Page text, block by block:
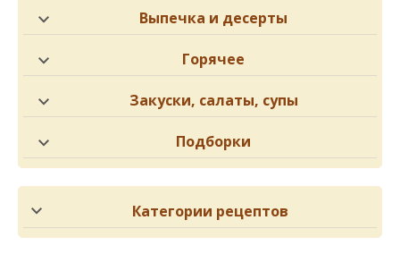
Выпечка и десерты
Горячее
Закуски, салаты, супы
Подборки
Категории рецептов